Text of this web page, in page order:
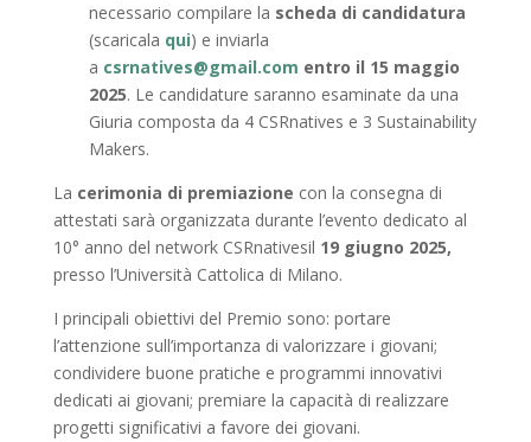
necessario compilare la scheda di candidatura
(scaricala qui) e inviarla
a csrnatives@gmail.com entro il 15 maggio
2025. Le candidature saranno esaminate da una
Giuria composta da 4 CSRnatives e 3 Sustainability
Makers.
La cerimonia di premiazione con la consegna di
attestati sarà organizzata durante l’evento dedicato al
10° anno del network CSRnativesil 19 giugno 2025,
presso l’Università Cattolica di Milano.
I principali obiettivi del Premio sono: portare
l’attenzione sull’importanza di valorizzare i giovani;
condividere buone pratiche e programmi innovativi
dedicati ai giovani; premiare la capacità di realizzare
progetti significativi a favore dei giovani.